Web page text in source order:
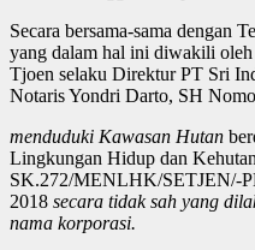
Secara bersama-sama dengan
yang dalam hal ini diwakili
Tjoen selaku Direktur PT Sri
Notaris Yondri Darto, SH
menduduki Kawasan Hutan
Lingkungan Hidup dan
SK.272/MENLHK/SETJEN/-
2018 secara tidak sah yang
nama korporasi.